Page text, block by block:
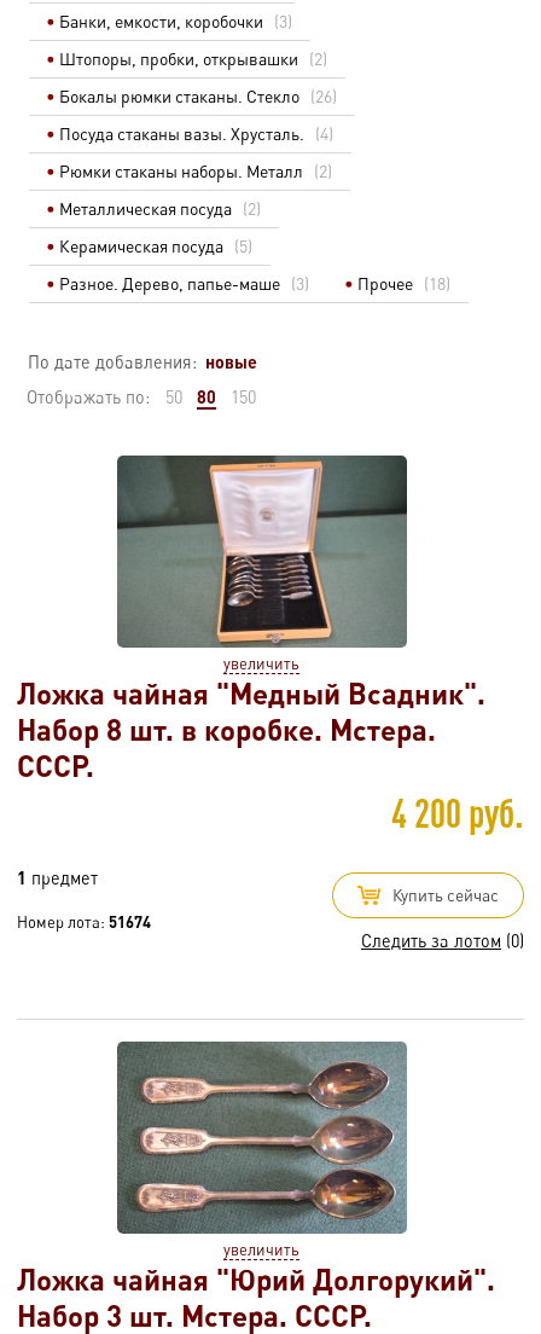
Банки, емкости, коробочки
(3)
Штопоры, пробки, открывашки
(2)
Бокалы рюмки стаканы. Стекло (26)
Посуда стаканы вазы. Хрусталь.
(4)
Рюмки стаканы наборы. Металл
(2)
Металлическая посуда (2)
Керамическая посуда (5)
Разное. Дерево, папье-маше (3) Прочее (18)
По дате добавления: новые
Отображать по: 50 80 150
увеличить
Ложка чайная "Медный Всадник".
Набор 8 шт. в коробке. Мстера.
СССР.
4 200 руб.
1 предмет
Номер лота: 51674
Купить сейчас
Следить за лотом (0)
увеличить
Ложка чайная "Юрий Долгорукий".
Набор 3 шт. Мстера. СССР.